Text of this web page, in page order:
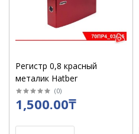
Регистр 0,8 красный
металик Hatber
(0)
1,500.00₸